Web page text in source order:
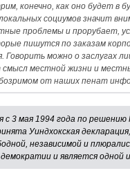
конечно, как оно будет в
социумов значит
проблемы и прорубает,
пишутся по заказам
Говорить можно о заслугах
местной жизни и
от наших пенат
3 мая 1994 года по
Уиндхокская
независимой и
и является одной